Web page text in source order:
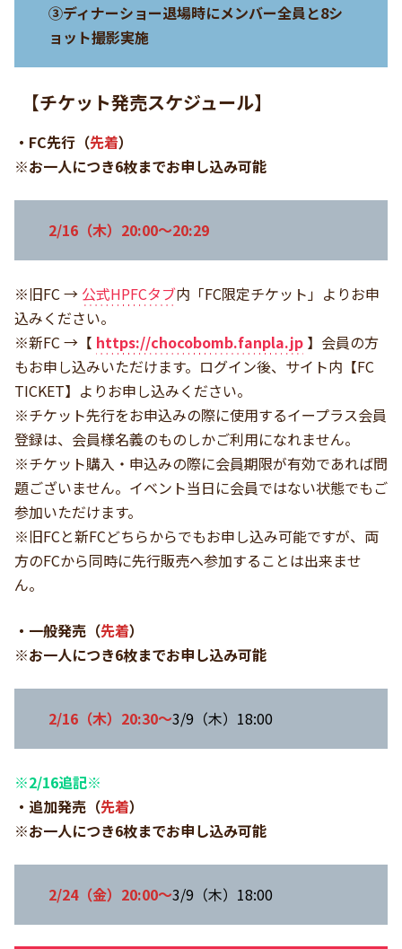
③ディナーショー退場時にメンバー全員と8シ
ョット撮影実施
【チケット発売スケジュール】
・FC先行（先着）
※お一人につき6枚までお申し込み可能
2/16（木）20:00～20:29
※旧FC → 公式HPFCタブ内「FC限定チケット」よりお申
込みください。
※新FC →【 https://chocobomb.fanpla.jp 】会員の方
もお申し込みいただけます。ログイン後、サイト内【FC
TICKET】よりお申し込みください。
※チケット先行をお申込みの際に使用するイープラス会員
登録は、会員様名義のものしかご利用になれません。
※チケット購入・申込みの際に会員期限が有効であれば問
題ございません。イベント当日に会員ではない状態でもご
参加いただけます。
※旧FCと新FCどちらからでもお申し込み可能ですが、両
方のFCから同時に先行販売へ参加することは出来ませ
ん。
・一般発売（先着）
※お一人につき6枚までお申し込み可能
2/16（木）20:30～3/9（木）18:00
※2/16追記※
・追加発売（先着）
※お一人につき6枚までお申し込み可能
2/24（金）20:00～3/9（木）18:00